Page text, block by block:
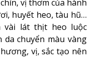
vị thơm của hành
huyết heo, tàu hũ…
vài lát thịt heo luộc
chuyển màu vàng
vị, sắc tạo nên